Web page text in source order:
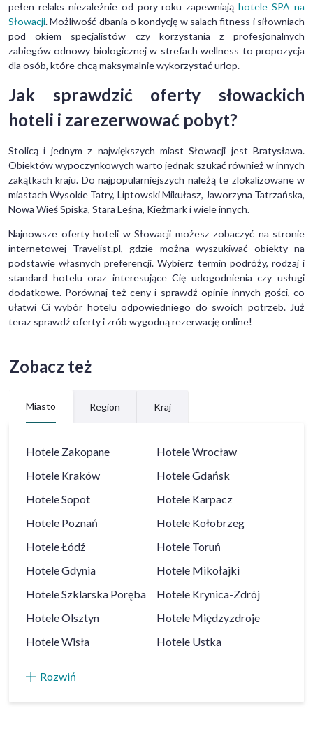
pełen relaks niezależnie od pory roku zapewniająhotele SPA na
Słowacji. Możliwość dbania o kondycję w salach fitness i siłowniach
pod okiem specjalistów czy korzystania z profesjonalnych
zabiegów odnowy biologicznej w strefach wellness to propozycja
dla osób, które chcą maksymalnie wykorzystać urlop.
Jak sprawdzić oferty słowackich
hoteli i zarezerwować pobyt?
Stolicą i jednym z największych miast Słowacji jest Bratysława.
Obiektów wypoczynkowych warto jednak szukać również w innych
zakątkach kraju. Do najpopularniejszych należą te zlokalizowane w
miastach Wysokie Tatry, Liptowski Mikułasz, Jaworzyna Tatrzańska,
Nowa Wieś Spiska, Stara Leśna, Kieżmark i wiele innych.
Najnowsze oferty hoteli w Słowacji możesz zobaczyć na stronie
internetowej Travelist.pl, gdzie można wyszukiwać obiekty na
podstawie własnych preferencji. Wybierz termin podróży, rodzaj i
standard hotelu oraz interesujące Cię udogodnienia czy usługi
dodatkowe. Porównaj też ceny i sprawdź opinie innych gości, co
ułatwi Ci wybór hotelu odpowiedniego do swoich potrzeb. Już
teraz sprawdź oferty i zrób wygodną rezerwację online!
Zobacz też
Miasto Region Kraj
Hotele Zakopane HoteleWrocław
Hotele Kraków HoteleGdańsk
HoteleSopot Hotele Karpacz
Hotele Poznań Hotele Kołobrzeg
HoteleŁódź Hotele Toruń
HoteleGdynia Hotele Mikołajki
HoteleSzklarska Poręba Hotele Krynica-Zdrój
HoteleOlsztyn Hotele Międzyzdroje
HoteleWisła Hotele Ustka
Rozwiń